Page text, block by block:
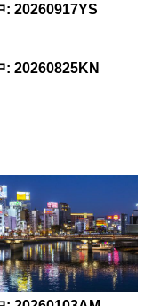
: 20260917YS
: 20260825KN